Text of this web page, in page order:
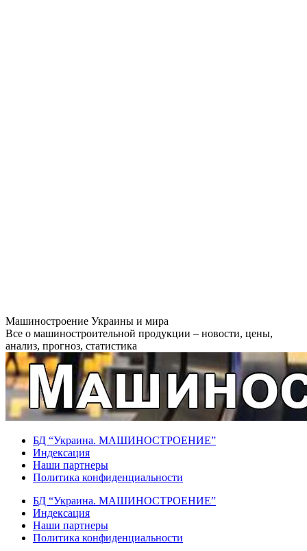
Перейти
к
содержанию
Машиностроение Украины и мира
Все о машиностроительной продукции – новости, цены,
анализ, прогноз, статистика
БД “Украина. МАШИНОСТРОЕНИЕ”
Индекcация
Наши партнеры
Политика конфиденциальности
БД “Украина. МАШИНОСТРОЕНИЕ”
Индекcация
Наши партнеры
Политика конфиденциальности